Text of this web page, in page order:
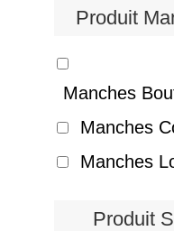
Produit
Manches
Manches
Manches
Produit